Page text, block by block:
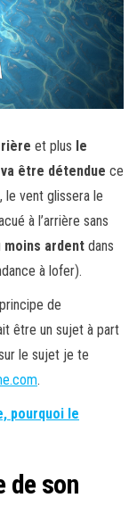
et plus le
être détendue ce
le vent glissera le
à l’arrière sans
moins ardent dans
à lofer).
de
être un sujet à part
le sujet je te
.
pourquoi le
de son